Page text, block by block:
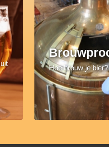
Hoe brouw je bier?